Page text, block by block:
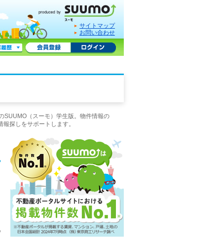
サイトマップ
お問い合わせ
SUUMO（スーモ）学生版。物件情報の
探しをサポートします。